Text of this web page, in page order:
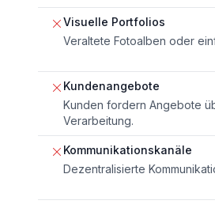
Visuelle Portfolios
Veraltete Fotoalben oder
Kundenangebote
Kunden fordern Angebote
Verarbeitung.
Kommunikationskanäle
Dezentralisierte